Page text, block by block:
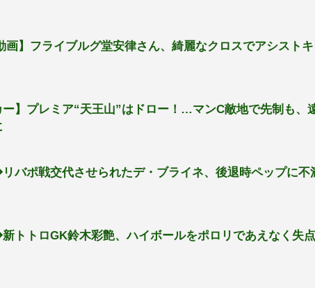
画】フライブルグ堂安律さん、綺麗なクロスでアシスト
ー】プレミア“天王山”はドロー！…マンC敵地で先制も
バポ戦交代させられたデ・ブライネ、後退時ペップに不
トトロGK鈴木彩艶、ハイボールをポロリであえなく失点